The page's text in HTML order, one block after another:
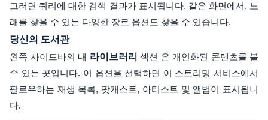
그러면 쿼리에 대한 검색 결과가 표시됩니다. 같은 화면에서, 노
래를 찾을 수 있는 다양한 장르 옵션도 찾을 수 있습니다.
당신의 도서관
왼쪽 사이드바의 내 라이브러리 섹션 은 개인화된 콘텐츠를 볼
수 있는 곳입니다. 이 옵션을 선택하면 이 스트리밍 서비스에서
팔로우하는 재생 목록, 팟캐스트, 아티스트 및 앨범이 표시됩니
다.